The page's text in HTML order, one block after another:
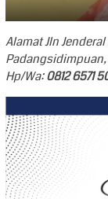
Alamat Jln
Hp/Wa:0812 6571